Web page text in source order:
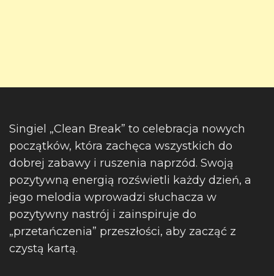
Singiel „Clean Break” to celebracja nowych
początków, która zachęca wszystkich do
dobrej zabawy i ruszenia naprzód. Swoją
pozytywną energią rozświetli każdy dzień, a
jego melodia wprowadzi słuchacza w
pozytywny nastrój i zainspiruje do
„przetańczenia” przeszłości, aby zacząć z
czystą kartą.